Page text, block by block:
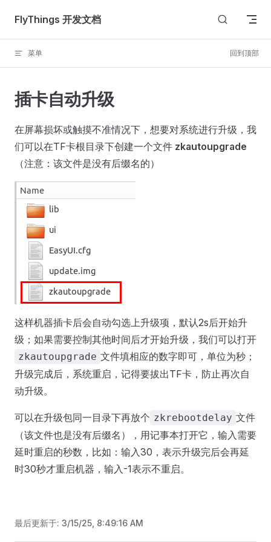
Skip to content
FlyThings 开发文档
菜单 回到顶部
插卡自动升级
在屏幕损坏或触摸不准情况下，想要对系统进行升级，我
们可以在TF卡根目录下创建一个文件 zkautoupgrade
（注意：该文件是没有后缀名的）
这样机器插卡后会自动勾选上升级项，默认2s后开始升
级；如果需要控制其他时间后才开始升级，我们可以打开
zkautoupgrade 文件填相应的数字即可，单位为秒；
升级完成后，系统重启，记得要拔出TF卡，防止再次自
动升级。
可以在升级包同一目录下再放个 zkrebootdelay 文件
（该文件也是没有后缀名），用记事本打开它，输入需要
延时重启的秒数，比如：输入30，表示升级完后会再延
时30秒才重启机器，输入-1表示不重启。
最后更新于: 3/15/25, 8:49:16 AM